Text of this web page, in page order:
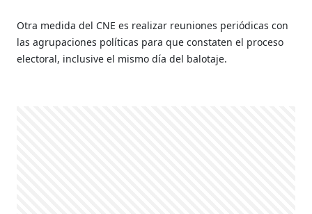
Otra medida del CNE es realizar reuniones periódicas con
las agrupaciones políticas para que constaten el proceso
electoral, inclusive el mismo día del balotaje.